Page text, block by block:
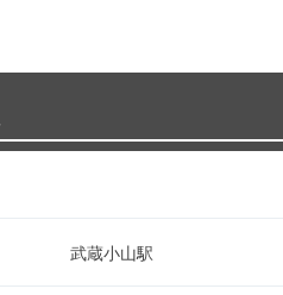
武蔵小山駅